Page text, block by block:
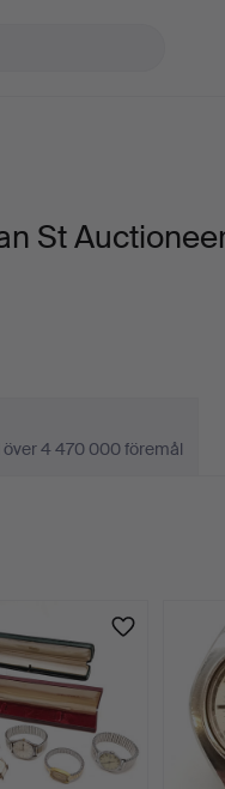
St
över 4 470 000 föremål